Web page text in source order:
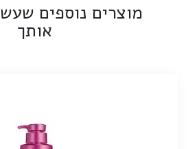
מוצרים נוספים
אותך